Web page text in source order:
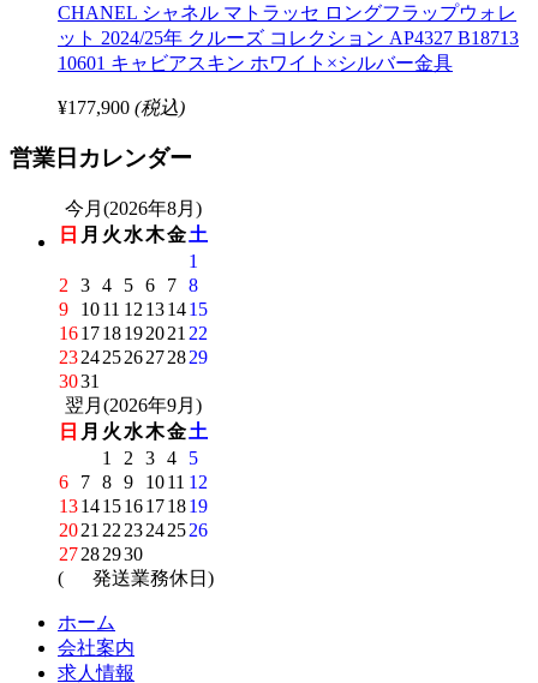
CHANEL シャネル マトラッセ ロングフラップウォレ
ット 2024/25年 クルーズ コレクション AP4327 B18713
10601 キャビアスキン ホワイト×シルバー金具
¥177,900 (税込)
営業日カレンダー
今月(2026年8月)
日 月 火 水木金土
1
2
3 4 5 6 7 8
9
1011 12 131415
161718192021 22
23242526272829
3031
翌月(2026年9月)
日 月 火 水木金土
1
2 3 4
5
6
7 8 9 1011 12
13141516171819
2021 22 23242526
27282930
(
発送業務休日)
ホーム
会社案内
求人情報